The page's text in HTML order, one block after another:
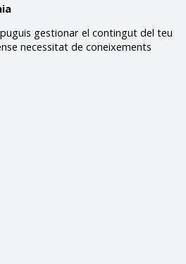
gestionar el contingut del teu
necessitat de coneixements